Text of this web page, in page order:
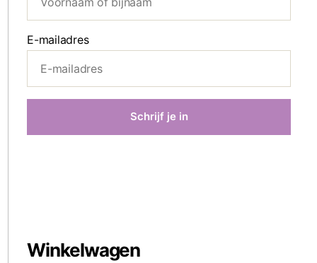
E-mailadres
Winkelwagen